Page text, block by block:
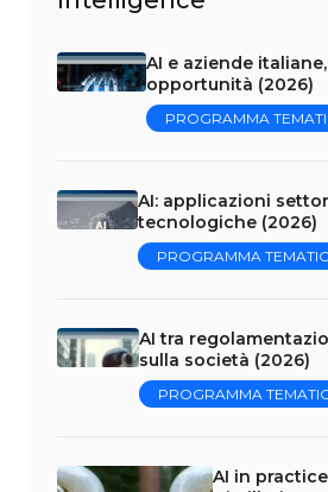
AI e aziende
opportunità (2026)
PROGRAMMA
AI: applicazioni
tecnologiche (2026)
PROGRAMMA
AI tra
sulla società (2026)
PROGRAMMA
AI in